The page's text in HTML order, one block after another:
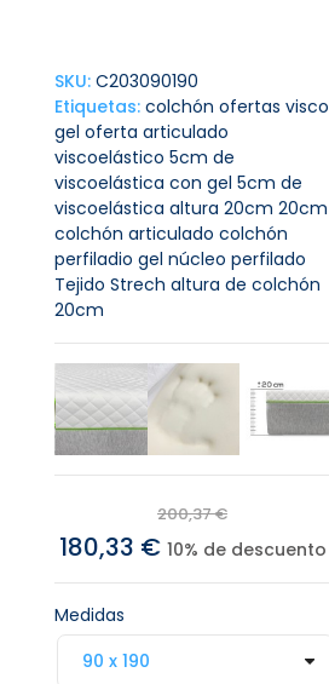
SKU: C203090190
Etiquetas: colchón ofertas visco
gel oferta articulado
viscoelástico 5cm de
viscoelástica con gel 5cm de
viscoelástica altura 20cm 20cm
colchón articulado colchón
perfiladio gel núcleo perfilado
Tejido Strech altura de colchón
20cm
200,37 €
180,33 € 10% de descuento
Medidas